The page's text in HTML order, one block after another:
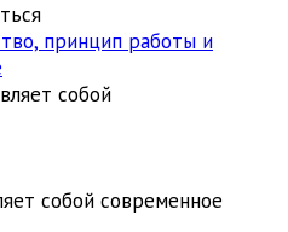
принцип работы и
собой
собой современное